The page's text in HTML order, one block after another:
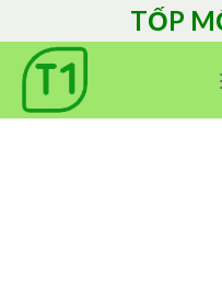
to
content
TỐP